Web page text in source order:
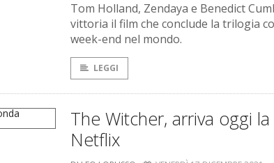
Tom Holland, Zendaya e Benedict
vittoria il film che conclude la trilogia
week-end nel mondo.
LEGGI
The Witcher, arriva oggi
Netflix